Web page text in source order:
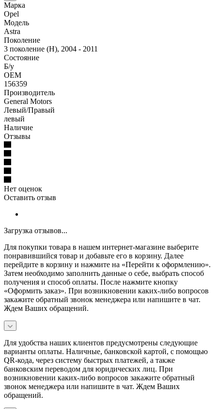
Марка
Opel
Модель
Astra
Поколение
3 поколение (H), 2004 - 2011
Состояние
Б/у
OEM
156359
Производитель
General Motors
Левый/Правый
левый
Наличие
Отзывы
Нет оценок
Оставить отзыв
Загрузка отзывов...
Для покупки товара в нашем интернет-магазине выберите
понравившийся товар и добавьте его в корзину. Далее
перейдите в корзину и нажмите на «Перейти к оформлению».
Затем необходимо заполнить данные о себе, выбрать способ
получения и способ оплаты. После нажмите кнопку
«Оформить заказ». При возникновении каких-либо вопросов
закажите обратный звонок менеджера или напишите в чат.
Ждем Ваших обращений.
Для удобства наших клиентов предусмотрены следующие
варианты оплаты. Наличные, банковской картой, с помощью
QR-кода, через систему быстрых платежей, а также
банковским переводом для юридических лиц. При
возникновении каких-либо вопросов закажите обратный
звонок менеджера или напишите в чат. Ждем Ваших
обращений.